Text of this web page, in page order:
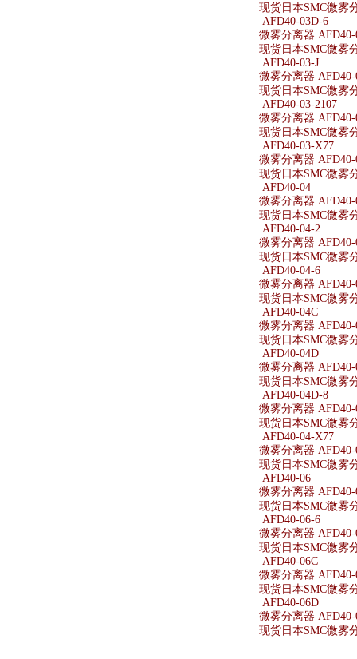
现货日本SMC微雾
AFD40-03D-6
微雾分离器 AFD40-
现货日本SMC微雾
AFD40-03-J
微雾分离器 AFD40-
现货日本SMC微雾
AFD40-03-2107
微雾分离器 AFD40-
现货日本SMC微雾
AFD40-03-X77
微雾分离器 AFD40-
现货日本SMC微雾
AFD40-04
微雾分离器 AFD40-
现货日本SMC微雾
AFD40-04-2
微雾分离器 AFD40-
现货日本SMC微雾
AFD40-04-6
微雾分离器 AFD40-
现货日本SMC微雾
AFD40-04C
微雾分离器 AFD40-
现货日本SMC微雾
AFD40-04D
微雾分离器 AFD40-
现货日本SMC微雾
AFD40-04D-8
微雾分离器 AFD40-
现货日本SMC微雾
AFD40-04-X77
微雾分离器 AFD40-
现货日本SMC微雾
AFD40-06
微雾分离器 AFD40-
现货日本SMC微雾
AFD40-06-6
微雾分离器 AFD40-
现货日本SMC微雾
AFD40-06C
微雾分离器 AFD40-
现货日本SMC微雾
AFD40-06D
微雾分离器 AFD40-
现货日本SMC微雾